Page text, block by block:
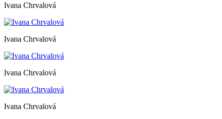
Ivana Chrvalová
Ivana Chrvalová
Ivana Chrvalová
Ivana Chrvalová